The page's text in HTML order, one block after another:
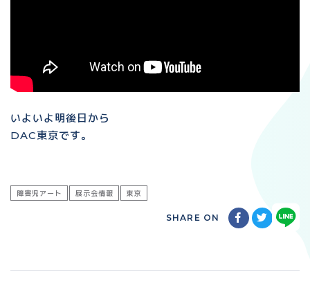
いよいよ明後日から
DAC東京です。
障害児アート 展示会情報 東京
SHARE ON